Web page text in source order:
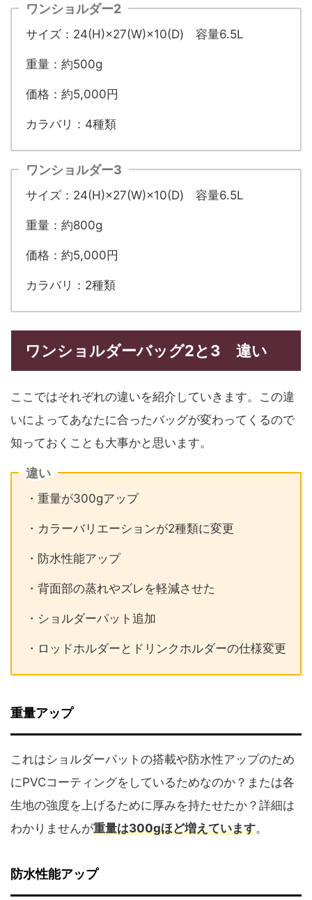
ワンショルダー2
サイズ：24(H)×27(W)×10(D) 容量6.5L
重量：約500g
価格：約5,000円
カラバリ：4種類
ワンショルダー3
サイズ：24(H)×27(W)×10(D) 容量6.5L
重量：約800g
価格：約5,000円
カラバリ：2種類
ワンショルダーバッグ2と3 違い
ここではそれぞれの違いを紹介していきます。この違
いによってあなたに合ったバッグが変わってくるので
知っておくことも大事かと思います。
違い
・重量が300gアップ
・カラーバリエーションが2種類に変更
・防水性能アップ
・背面部の蒸れやズレを軽減させた
・ショルダーパット追加
・ロッドホルダーとドリンクホルダーの仕様変更
重量アップ
これはショルダーパットの搭載や防水性アップのため
にPVCコーティングをしているためなのか？または各
生地の強度を上げるために厚みを持たせたか？詳細は
わかりませんが重量は300gほど増えています。
防水性能アップ